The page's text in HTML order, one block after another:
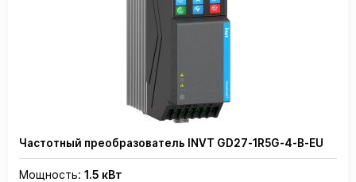
Частотный преобразователь INVT GD27-1R5G-4-B-EU
Мощность: 1.5 кВт